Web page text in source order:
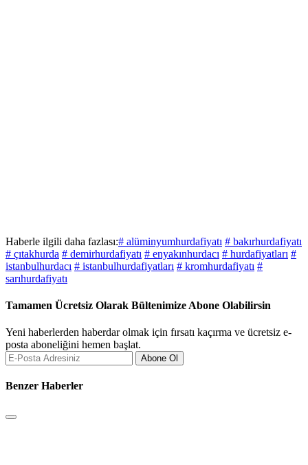
Haberle ilgili daha fazlası:# alüminyumhurdafiyatı # bakırhurdafiyatı
# çıtakhurda # demirhurdafiyatı # enyakınhurdacı # hurdafiyatları #
istanbulhurdacı # istanbulhurdafiyatları # kromhurdafiyatı #
sarıhurdafiyatı
Tamamen Ücretsiz Olarak Bültenimize Abone Olabilirsin
Yeni haberlerden haberdar olmak için fırsatı kaçırma ve ücretsiz e-
posta aboneliğini hemen başlat.
Abone Ol
Benzer Haberler